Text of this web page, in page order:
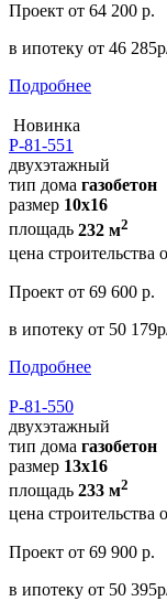
Проект от 64 200 р.
в ипотеку от 46
Подробнее
Новинка
Р-81-551
двухэтажный
тип дома газобетон
размер 10х16
площадь 232 м2
цена строительства
Проект от 69 600 р.
в ипотеку от 50
Подробнее
Р-81-550
двухэтажный
тип дома газобетон
размер 13х16
площадь 233 м2
цена строительства
Проект от 69 900 р.
в ипотеку от 50